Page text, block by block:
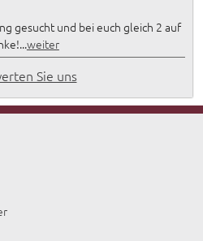
gesucht und bei euch gleich 2 auf
weiter
Sie uns